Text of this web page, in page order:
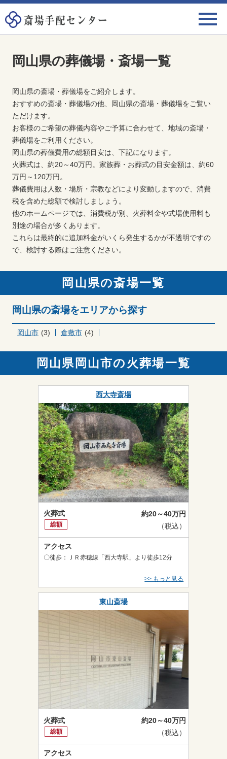
岡山県の葬儀場・斎場一覧
岡山県の斎場・葬儀場をご紹介します。
おすすめの斎場・葬儀場の他、岡山県の斎場・葬儀場をご覧い
ただけます。
お客様のご希望の葬儀内容やご予算に合わせて、地域の斎場・
葬儀場をご利用ください。
岡山県の葬儀費用の総額目安は、下記になります。
火葬式は、約20～40万円。家族葬・お葬式の目安金額は、約60
万円～120万円。
葬儀費用は人数・場所・宗教などにより変動しますので、消費
税を含めた総額で検討しましょう。
他のホームページでは、消費税が別、火葬料金や式場使用料も
別途の場合が多くあります。
これらは最終的に追加料金がいくら発生するかが不透明ですの
で、検討する際はご注意ください。
岡山県の斎場一覧
岡山県の斎場をエリアから探す
岡山市 (3) 倉敷市 (4)
岡山県岡山市の火葬場一覧
西大寺斎場
火葬式
総額
約20～40万円
（税込）
アクセス
〇徒歩：ＪＲ赤穂線「西大寺駅」より徒歩12分
>> もっと見る
東山斎場
火葬式
総額
約20～40万円
（税込）
アクセス